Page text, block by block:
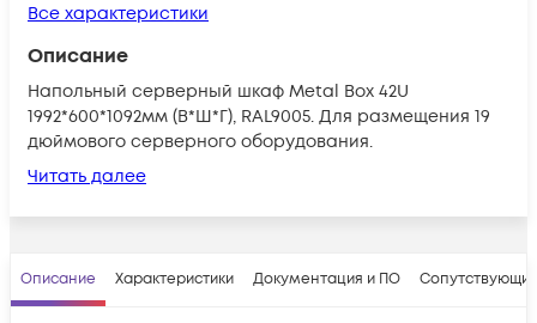
Все характеристики
Описание
Напольный серверный шкаф Metal Box 42U
1992*600*1092мм (В*Ш*Г), RAL9005. Для размещения 19
дюймового серверного оборудования.
Читать далее
Описание Характеристики Документация и ПО